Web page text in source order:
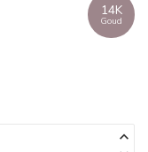
14K
Goud